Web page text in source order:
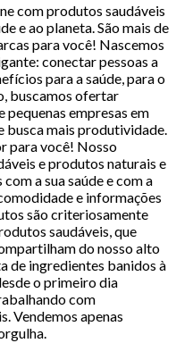
com produtos saudáveis
e ao planeta. São mais de
para você! Nascemos
conectar pessoas a
para a saúde, para o
buscamos ofertar
empresas em
busca mais produtividade.
para você! Nosso
e produtos naturais e
a sua saúde e com a
e informações
são criteriosamente
saudáveis, que
do nosso alto
de ingredientes banidos à
o primeiro dia
com
Vendemos apenas